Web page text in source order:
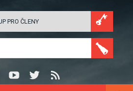
PRO ČLENY